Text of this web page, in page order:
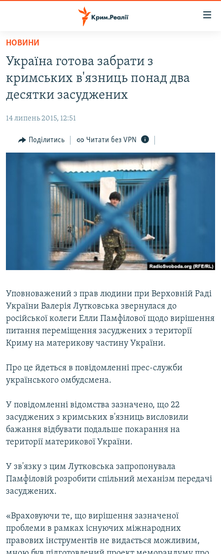
Перейти
основного
матеріалу
Перейти
до
основної
Перейти
до
ВОДА.КРИМ
ВІДЕО ТА ФОТО
БЛОГИ
ПОГЛЯД
ІНТЕРВ'Ю
ВСЕ ЗА ДЕНЬ
СПЕЦПРОЕКТИ
ДЕПОРТАЦІЯ
ВІДЕОУРОКИ «ELIFBE»
СВІДЧЕННЯ ОКУПАЦІЇ
УКРАЇНСЬКА ПРОБЛЕМА КРИМУ
ЯК ОБІЙТИ БЛОКУВАННЯ
Усі сайти RFE/RL
НОВИНИ
Україна готова забрати з
кримських в'язниць понад два
десятки засуджених
14 липень 2015, 12:51
Поділитись Читати без VPN
Уповноважений з прав людини при Верховній Раді
України Валерія Лутковська звернулася до
російської колеги Елли Памфілової щодо вирішення
питання переміщення засуджених з території
Криму на материкову частину України.
Про це йдеться в повідомленні прес-служби
українського омбудсмена.
У повідомленні відомства зазначено, що 22
засуджених з кримських в'язниць висловили
бажання відбувати подальше покарання на
території материкової України.
У зв'язку з цим Лутковська запропонувала
Памфіловій розробити спільний механізм передачі
засуджених.
«Враховуючи те, що вирішення зазначеної
проблеми в рамках існуючих міжнародних
правових інструментів не видається можливим,